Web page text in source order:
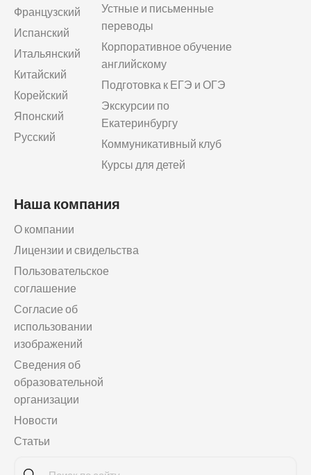
Французский
Испанский
Итальянский
Китайский
Корейский
Японский
Русский
Устные и письменные
переводы
Корпоративное обучение
английскому
Подготовка к ЕГЭ и ОГЭ
Экскурсии по
Екатеринбургу
Коммуникативный клуб
Курсы для детей
Наша компания
О компании
Лицензии и свидельства
Пользовательское
соглашение
Согласие об
использовании
изображений
Сведения об
образовательной
организации
Новости
Статьи